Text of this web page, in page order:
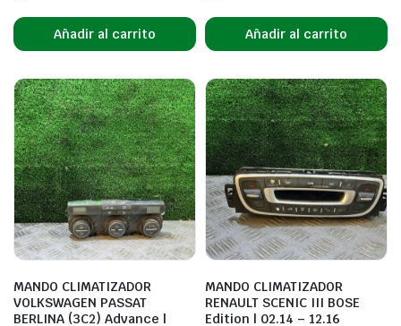
Añadir al carrito Añadir al carrito
MANDO CLIMATIZADOR
VOLKSWAGEN PASSAT
BERLINA (3C2) Advance |
MANDO CLIMATIZADOR
RENAULT SCENIC III BOSE
Edition | 02.14 – 12.16